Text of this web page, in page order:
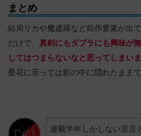
まとめ
結局リカや魔虚羅など前作要素が出
だけで、 真剣にもダブラにも興味が
してはつまらないなと思ってしまいま
憂花に至っては影の中に隠れたまま
連載半年しかしない宣言